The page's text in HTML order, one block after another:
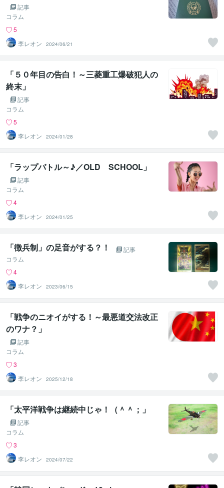
記事
コラム
5
李レオン
2024/06/21
「５０年目の告白！～三菱重工爆破犯人の
終末」
記事
コラム
5
李レオン
2024/01/28
「ラップバトル～♪／OLD SCHOOL」
記事
コラム
4
李レオン
2024/01/25
「徴兵制」の足音がする？！
記事
コラム
4
李レオン
2023/06/15
「戦争のニオイがする！～最悪道交法改正
のワナ？」
記事
コラム
3
李レオン
2025/12/18
「太平洋戦争は継続中じゃ！（＾＾；」
記事
コラム
3
李レオン
2024/07/22